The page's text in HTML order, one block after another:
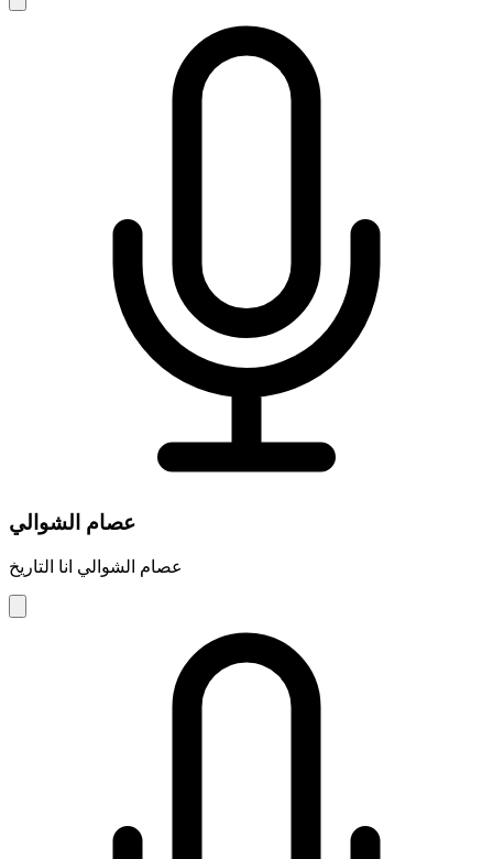
عصام الشوالي
عصام الشوالي انا التاريخ